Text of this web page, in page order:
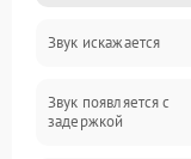
Клавиатура
Подключения и
Звук искажается
Звук появляется с
задержкой